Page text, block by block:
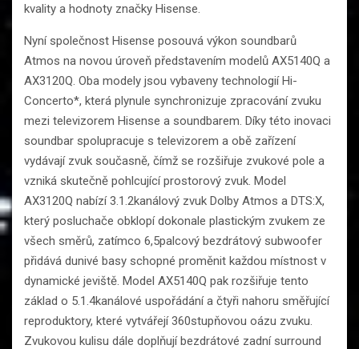
kvality a hodnoty značky Hisense.
Nyní společnost Hisense posouvá výkon soundbarů
Atmos na novou úroveň představením modelů AX5140Q a
AX3120Q. Oba modely jsou vybaveny technologií Hi-
Concerto*, která plynule synchronizuje zpracování zvuku
mezi televizorem Hisense a soundbarem. Díky této inovaci
soundbar spolupracuje s televizorem a obě zařízení
vydávají zvuk současně, čímž se rozšiřuje zvukové pole a
vzniká skutečně pohlcující prostorový zvuk. Model
AX3120Q nabízí 3.1.2kanálový zvuk Dolby Atmos a DTS:X,
který posluchače obklopí dokonale plastickým zvukem ze
všech směrů, zatímco 6,5palcový bezdrátový subwoofer
přidává dunivé basy schopné proměnit každou místnost v
dynamické jeviště. Model AX5140Q pak rozšiřuje tento
základ o 5.1.4kanálové uspořádání a čtyři nahoru směřující
reproduktory, které vytvářejí 360stupňovou oázu zvuku.
Zvukovou kulisu dále doplňují bezdrátové zadní surround